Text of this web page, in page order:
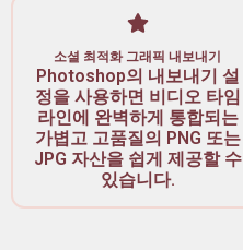
소셜 최적화 그래픽 내보내기
Photoshop의 내보내기 설
정을 사용하면 비디오 타임
라인에 완벽하게 통합되는
가볍고 고품질의 PNG 또는
JPG 자산을 쉽게 제공할 수
있습니다.